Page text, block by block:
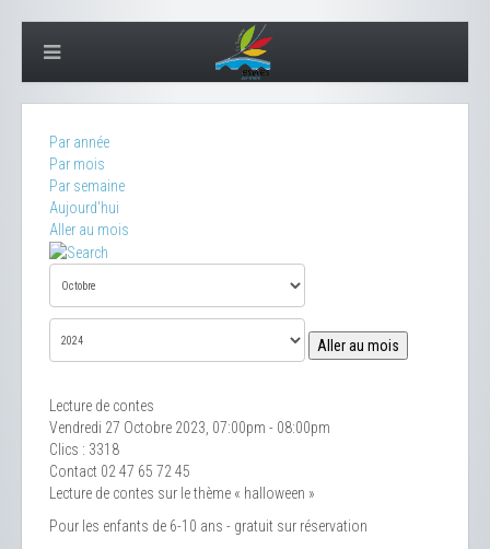
Par année
Par mois
Par semaine
Aujourd'hui
Aller au mois
Aller au mois
Lecture de contes
Vendredi 27 Octobre 2023, 07:00pm - 08:00pm
Clics : 3318
Contact 02 47 65 72 45
Lecture de contes sur le thème « halloween »
Pour les enfants de 6-10 ans - gratuit sur réservation